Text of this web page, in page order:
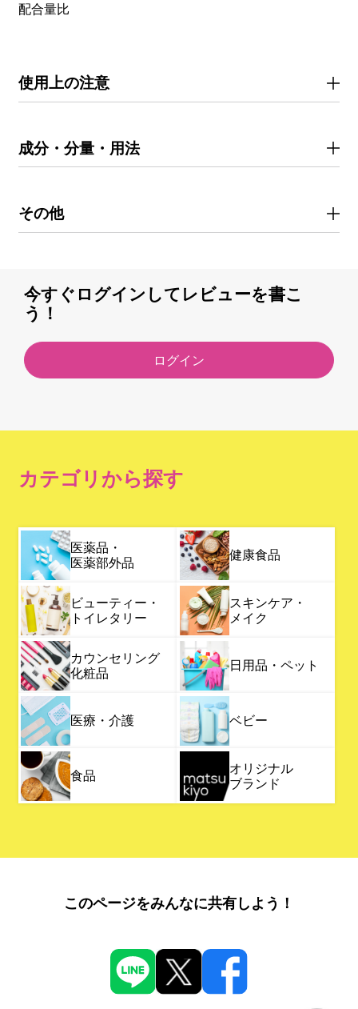
配合量比
使用上の注意
成分・分量・用法
その他
今すぐログインしてレビューを書こ
う！
ログイン
カテゴリから探す
医薬品・
医薬部外品
健康食品
ビューティー・
トイレタリー
スキンケア・
メイク
カウンセリング
化粧品
日用品・ペット
医療・介護 ベビー
食品
オリジナル
ブランド
このページをみんなに共有しよう！